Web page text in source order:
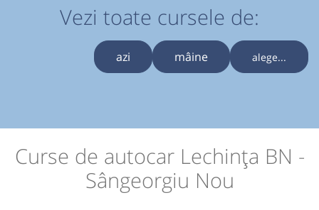
Vezi toate cursele de:
azi mâine alege...
Curse de autocar Lechința BN -
Sângeorgiu Nou